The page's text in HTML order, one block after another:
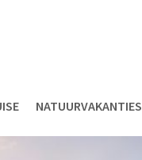
NATUURVAKANTIES